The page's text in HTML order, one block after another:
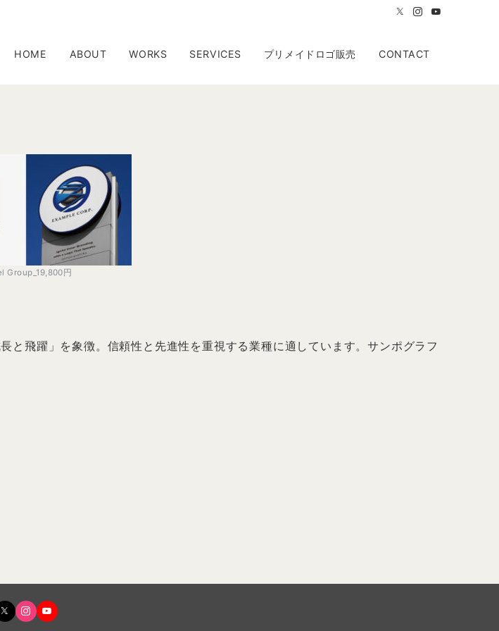
HOME ABOUT WORKS SERVICES プリメイドロゴ販売 CONTACT
Group_19,800円
飛躍」を象徴。信頼性と先進性を重視する業種に適しています。サンポグラフ